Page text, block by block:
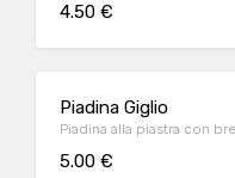
4.50 €
Piadina Giglio
Piadina alla piastra con
5.00 €